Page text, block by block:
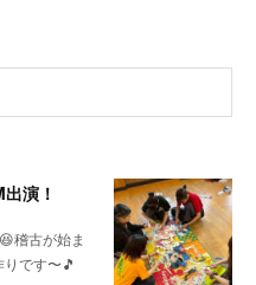
演！
稽古が始ま
です〜🎵